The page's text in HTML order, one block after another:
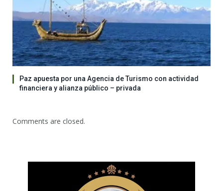
Paz apuesta por una Agencia de Turismo con actividad
financiera y alianza público – privada
Comments are closed.